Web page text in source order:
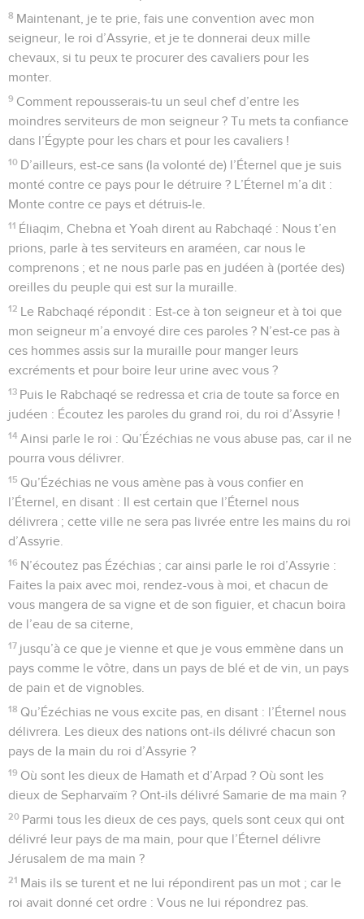
8 Maintenant, je te prie, fais une convention avec mon
seigneur, le roi d’Assyrie, et je te donnerai deux mille
chevaux, si tu peux te procurer des cavaliers pour les
monter.
9 Comment repousserais-tu un seul chef d’entre les
moindres serviteurs de mon seigneur ? Tu mets ta confiance
dans l’Égypte pour les chars et pour les cavaliers !
10 D’ailleurs, est-ce sans (la volonté de) l’Éternel que je suis
monté contre ce pays pour le détruire ? L’Éternel m’a dit :
Monte contre ce pays et détruis-le.
11 Éliaqim, Chebna et Yoah dirent au Rabchaqé : Nous t’en
prions, parle à tes serviteurs en araméen, car nous le
comprenons ; et ne nous parle pas en judéen à (portée des)
oreilles du peuple qui est sur la muraille.
12 Le Rabchaqé répondit : Est-ce à ton seigneur et à toi que
mon seigneur m’a envoyé dire ces paroles ? N’est-ce pas à
ces hommes assis sur la muraille pour manger leurs
excréments et pour boire leur urine avec vous ?
13 Puis le Rabchaqé se redressa et cria de toute sa force en
judéen : Écoutez les paroles du grand roi, du roi d’Assyrie !
14 Ainsi parle le roi : Qu’Ézéchias ne vous abuse pas, car il ne
pourra vous délivrer.
15 Qu’Ézéchias ne vous amène pas à vous confier en
l’Éternel, en disant : Il est certain que l’Éternel nous
délivrera ; cette ville ne sera pas livrée entre les mains du roi
d’Assyrie.
16 N’écoutez pas Ézéchias ; car ainsi parle le roi d’Assyrie :
Faites la paix avec moi, rendez-vous à moi, et chacun de
vous mangera de sa vigne et de son figuier, et chacun boira
de l’eau de sa citerne,
17 jusqu’à ce que je vienne et que je vous emmène dans un
pays comme le vôtre, dans un pays de blé et de vin, un pays
de pain et de vignobles.
18 Qu’Ézéchias ne vous excite pas, en disant : l’Éternel nous
délivrera. Les dieux des nations ont-ils délivré chacun son
pays de la main du roi d’Assyrie ?
19 Où sont les dieux de Hamath et d’Arpad ? Où sont les
dieux de Sepharvaïm ? Ont-ils délivré Samarie de ma main ?
20 Parmi tous les dieux de ces pays, quels sont ceux qui ont
délivré leur pays de ma main, pour que l’Éternel délivre
Jérusalem de ma main ?
21 Mais ils se turent et ne lui répondirent pas un mot ; car le
roi avait donné cet ordre : Vous ne lui répondrez pas.